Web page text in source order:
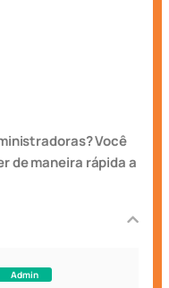
Você
de maneira rápida a
Admin